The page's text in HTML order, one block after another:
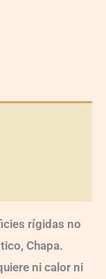
rígidas no
Chapa.
ni calor ni